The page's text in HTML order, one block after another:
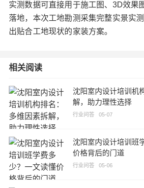
实测数据可直接用于施工图、3D效果
落地，本次工地勘测采集完整实景实
出贴合工地现状的家装方案。
相关阅读
沈阳室内设计培训机
解，助力理性选择
行业问答05-07
沈阳室内设计培训班
价格背后的门道
行业问答05-06